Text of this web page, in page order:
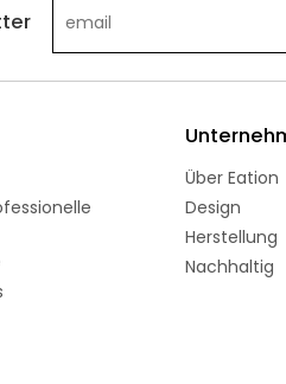
Über Eation
Design
Herstellung
Nachhaltig